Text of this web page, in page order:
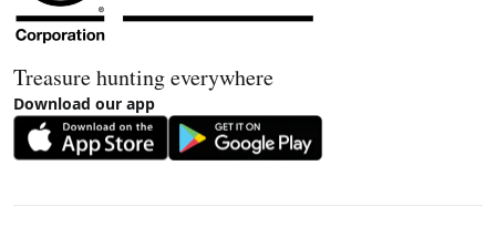
Treasure hunting everywhere
Download our app